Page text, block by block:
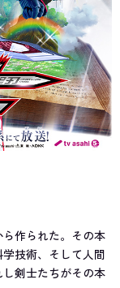
作られた。その本
技術、そして人間
剣士たちがその本